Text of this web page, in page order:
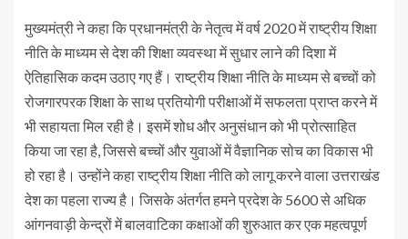
मुख्यमंत्री ने कहा कि प्रधानमंत्री के नेतृत्व में वर्ष 2020 में राष्ट्रीय शिक्षा
नीति के माध्यम से देश की शिक्षा व्यवस्था में सुधार लाने की दिशा में
ऐतिहासिक कदम उठाए गए हैं। राष्ट्रीय शिक्षा नीति के माध्यम से बच्चों को
रोजगारपरक शिक्षा के साथ प्रतियोगी परीक्षाओं में सफलता प्राप्त करने में
भी सहायता मिल रही है। इसमें शोध और अनुसंधान को भी प्रोत्साहित
किया जा रहा है, जिससे बच्चों और युवाओं में वैज्ञानिक सोच का विकास भी
हो रहा है। उन्होंने कहा राष्ट्रीय शिक्षा नीति को लागू करने वाला उत्तराखंड
देश का पहला राज्य है। जिसके अंतर्गत हमने प्रदेश के 5600 से अधिक
आंगनवाड़ी केन्द्रों में बालवाटिका कक्षाओं की शुरुआत कर एक महत्वपूर्ण